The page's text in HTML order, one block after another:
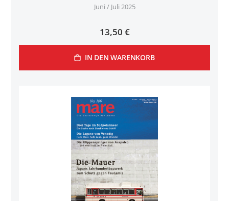
Juni / Juli 2025
13,50 €
IN DEN WARENKORB